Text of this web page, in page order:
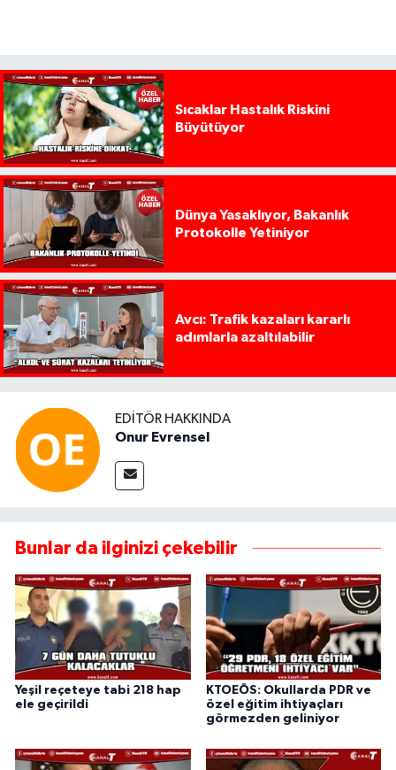
Sıcaklar Hastalık Riskini
Büyütüyor
Dünya Yasaklıyor, Bakanlık
Protokolle Yetiniyor
Avcı: Trafik kazaları kararlı
adımlarla azaltılabilir
EDITÖR HAKKINDA
Onur Evrensel
Bunlar da ilginizi çekebilir
Yeşil reçeteye tabi 218 hap
ele geçirildi
KTOEÖS: Okullarda PDR ve
özel eğitim ihtiyaçları
görmezden geliniyor